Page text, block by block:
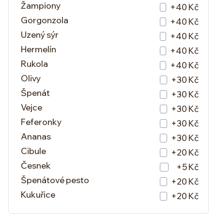
Žampiony
+40 Kč
Gorgonzola
+40 Kč
Uzený sýr
+40 Kč
Hermelín
+40 Kč
Rukola
+40 Kč
Olivy
+30 Kč
Špenát
+30 Kč
Vejce
+30 Kč
Feferonky
+30 Kč
Ananas
+30 Kč
Cibule
+20 Kč
Česnek
+5 Kč
Špenátové pesto
+20 Kč
Kukuřice
+20 Kč